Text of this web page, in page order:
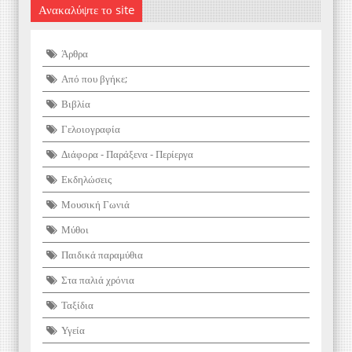
Ανακαλύψτε το site
Άρθρα
Από που βγήκε;
Βιβλία
Γελοιογραφία
Διάφορα - Παράξενα - Περίεργα
Εκδηλώσεις
Μουσική Γωνιά
Μύθοι
Παιδικά παραμύθια
Στα παλιά χρόνια
Ταξίδια
Υγεία